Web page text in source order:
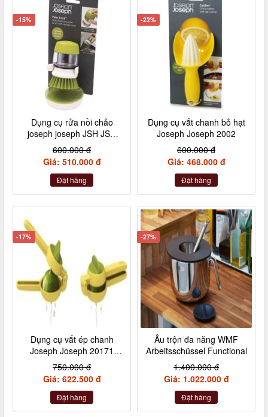
-15%
Dụng cụ rửa nồi chảo
joseph joseph JSH JSH
Palm Srub
600.000 đ
Giá: 510.000 đ
Đặt hàng
-22%
Dụng cụ vắt chanh bỏ hạt
Joseph Joseph 2002
600.000 đ
Giá: 468.000 đ
Đặt hàng
-17%
Dụng cụ vắt ép chanh
Joseph Joseph 20171
JuiceMax
750.000 đ
Giá: 622.500 đ
Đặt hàng
-27%
Âu trộn đa năng WMF
Arbeitsschüssel Functional
1.400.000 đ
Giá: 1.022.000 đ
Đặt hàng